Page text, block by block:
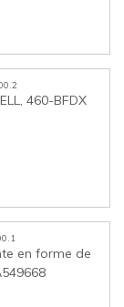
en forme de
de coin -